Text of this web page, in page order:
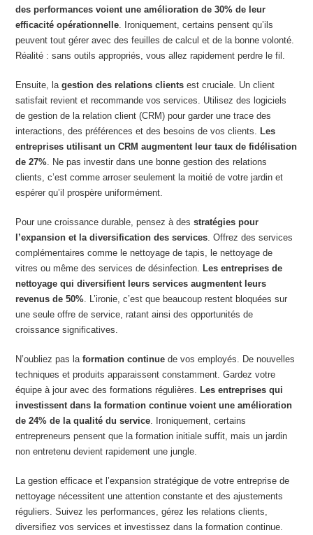
des performances voient une amélioration de 30% de leur
efficacité opérationnelle . Ironiquement, certains pensent qu’ils
peuvent tout gérer avec des feuilles de calcul et de la bonne volonté.
Réalité : sans outils appropriés, vous allez rapidement perdre le fil.
Ensuite, lagestion des relations clients est cruciale. Un client
satisfait revient et recommande vos services. Utilisez des logiciels
de gestion de la relation client (CRM) pour garder une trace des
interactions, des préférences et des besoins de vos clients.Les
entreprises utilisant un CRM augmentent leur taux de fidélisation
de 27% . Ne pas investir dans une bonne gestion des relations
clients, c’est comme arroser seulement la moitié de votre jardin et
espérer qu’il prospère uniformément.
Pour une croissance durable, pensez à desstratégies pour
l’expansion et la diversification des services . Offrez des services
complémentaires comme le nettoyage de tapis, le nettoyage de
vitres ou même des services de désinfection.Les entreprises de
nettoyage qui diversifient leurs services augmentent leurs
revenus de 50% . L’ironie, c’est que beaucoup restent bloquées sur
une seule offre de service, ratant ainsi des opportunités de
croissance significatives.
N’oubliez pas laformation continue de vos employés. De nouvelles
techniques et produits apparaissent constamment. Gardez votre
équipe à jour avec des formations régulières.Les entreprises qui
investissent dans la formation continue voient une amélioration
de 24% de la qualité du service . Ironiquement, certains
entrepreneurs pensent que la formation initiale suffit, mais un jardin
non entretenu devient rapidement une jungle.
La gestion efficace et l’expansion stratégique de votre entreprise de
nettoyage nécessitent une attention constante et des ajustements
réguliers. Suivez les performances, gérez les relations clients,
diversifiez vos services et investissez dans la formation continue.